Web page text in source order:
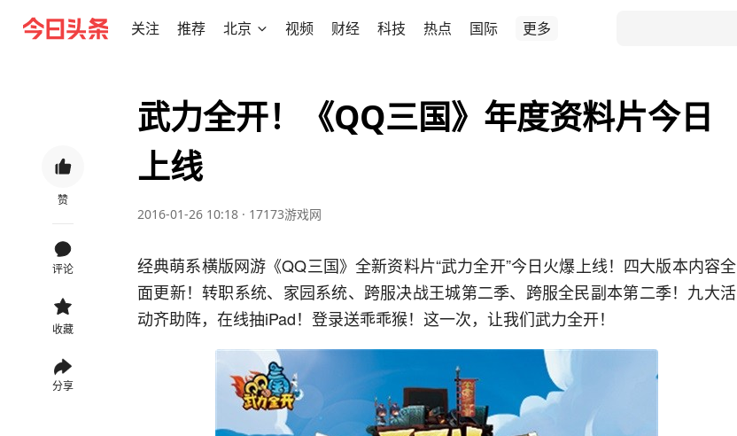
关注 推荐 北京 视频 财经 科技 热点 国际 更多
赞
评论
收藏
分享
武力全开！《QQ三国》年度资料片今日
上线
2016-01-26 10:18 · 17173游戏网
经典萌系横版网游《QQ三国》全新资料片“武力全开”今日火爆上线！四大版本内容全
面更新！转职系统、家园系统、跨服决战王城第二季、跨服全民副本第二季！九大活
动齐助阵，在线抽iPad！登录送乖乖猴！这一次，让我们武力全开！